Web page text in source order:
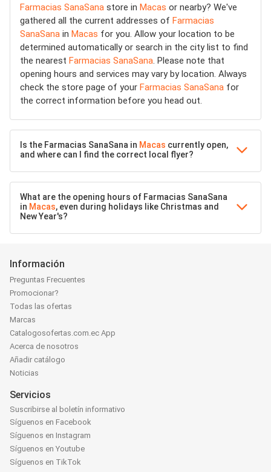
Farmacias SanaSana store in Macas or nearby? We've
gathered all the current addresses of Farmacias
SanaSana in Macas for you. Allow your location to be
determined automatically or search in the city list to find
the nearest Farmacias SanaSana. Please note that
opening hours and services may vary by location. Always
check the store page of your Farmacias SanaSana for
the correct information before you head out.
Is the Farmacias SanaSana in Macas currently open,
and where can I find the correct local flyer?
What are the opening hours of Farmacias SanaSana
in Macas, even during holidays like Christmas and
New Year's?
Información
Preguntas Frecuentes
Promocionar?
Todas las ofertas
Marcas
Catalogosofertas.com.ec App
Acerca de nosotros
Añadir catálogo
Noticias
Servicios
Suscribirse al boletín informativo
Síguenos en Facebook
Síguenos en Instagram
Síguenos en Youtube
Síguenos en TikTok